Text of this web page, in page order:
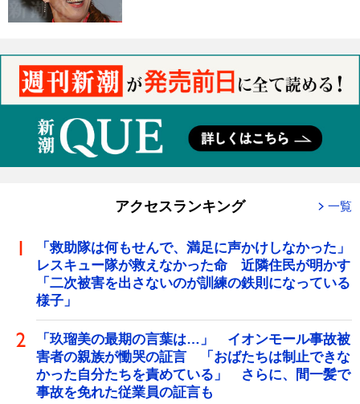
アクセスランキング 一覧
「救助隊は何もせんで、満足に声かけしなかった」
レスキュー隊が救えなかった命 近隣住民が明かす
「二次被害を出さないのが訓練の鉄則になっている
様子」
「玖瑠美の最期の言葉は…」 イオンモール事故被
害者の親族が慟哭の証言 「おばたちは制止できな
かった自分たちを責めている」 さらに、間一髪で
事故を免れた従業員の証言も